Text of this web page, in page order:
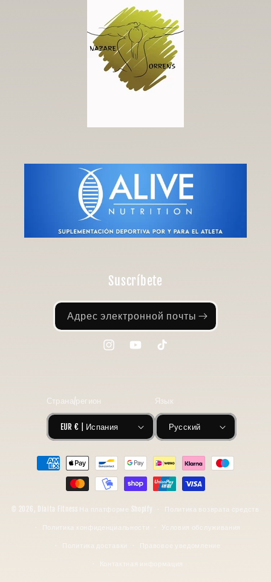
Suscríbete
Адрес электронной почты
InstagramYouTube TikTok
Страна/регион
EUR € | Испания
Язык
Русский
Способы
оплаты
© 2026, Diaita Fitness На платформе Shopify Политика возврата средств
Политика конфиденциальности Условия обслуживания